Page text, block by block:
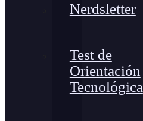
Nerdsletter
Test de
Orientación
Tecnológica